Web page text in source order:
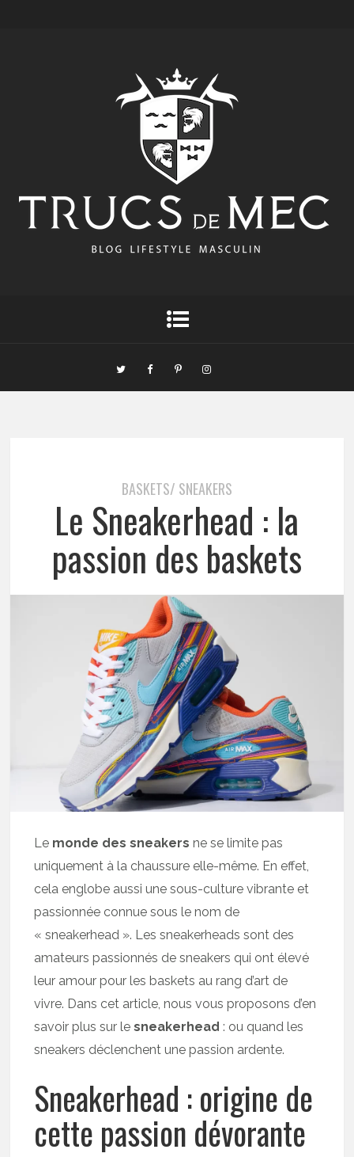
BASKETS/ SNEAKERS
Le Sneakerhead : la
passion des baskets
Le monde des sneakers ne se limite pas
uniquement à la chaussure elle-même. En effet,
cela englobe aussi une sous-culture vibrante et
passionnée connue sous le nom de
« sneakerhead ». Les sneakerheads sont des
amateurs passionnés de sneakers qui ont élevé
leur amour pour les baskets au rang d’art de
vivre. Dans cet article, nous vous proposons d’en
savoir plus sur lesneakerhead : ou quand les
sneakers déclenchent une passion ardente.
Sneakerhead : origine de
cette passion dévorante